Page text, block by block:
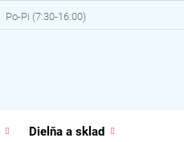
Dielňa a sklad